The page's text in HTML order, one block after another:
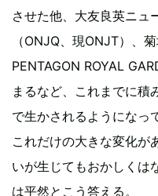
させた他、大友良英ニュ
（ONJQ、現ONJT）、
PENTAGON ROYAL
まるなど、これまでに積
で生かされるようになっ
これだけの大きな変化が
いが生じてもおかしくは
は平然とこう答える。